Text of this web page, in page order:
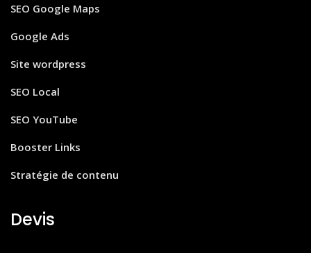
SEO Google Maps
Google Ads
Site wordpress
SEO Local
SEO YouTube
Booster Links
Stratégie de contenu
Devis